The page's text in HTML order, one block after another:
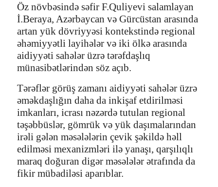
Öz növbəsində səfir F.Quliyevi salamlayan
İ.Beraya, Azərbaycan və Gürcüstan arasında
artan yük dövriyyəsi kontekstində regional
əhəmiyyətli layihələr və iki ölkə arasında
aidiyyəti sahələr üzrə tərəfdaşlıq
münasibətlərindən söz açıb.
Tərəflər görüş zamanı aidiyyəti sahələr üzrə
əməkdaşlığın daha da inkişaf etdirilməsi
imkanları, icrası nəzərdə tutulan regional
təşəbbüslər, gömrük və yük daşımalarından
irəli gələn məsələlərin çevik şəkildə həll
edilməsi mexanizmləri ilə yanaşı, qarşılıqlı
maraq doğuran digər məsələlər ətrafında da
fikir mübadiləsi aparıblar.